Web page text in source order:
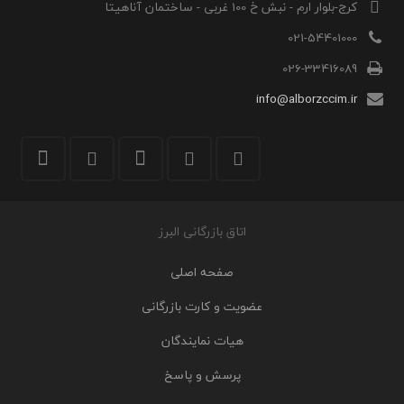
کرج-بلوار ارم - نبش خ 100 غربی - ساختمان آناهیتا
021-54401000
026-33416089
info@alborzccim.ir
اتاق بازرگانی البرز
صفحه اصلی
عضویت و کارت بازرگانی
هیات نمایندگان
پرسش و پاسخ